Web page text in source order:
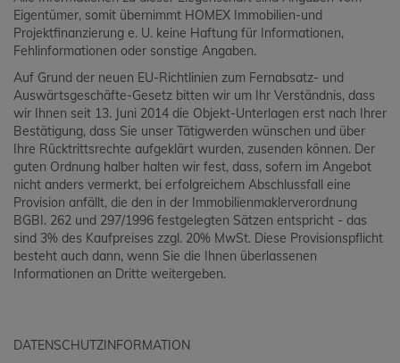
Eigentümer, somit übernimmt HOMEX Immobilien-und
Projektfinanzierung e. U. keine Haftung für Informationen,
Fehlinformationen oder sonstige Angaben.
Auf Grund der neuen EU-Richtlinien zum Fernabsatz- und
Auswärtsgeschäfte-Gesetz bitten wir um Ihr Verständnis, dass
wir Ihnen seit 13. Juni 2014 die Objekt-Unterlagen erst nach Ihrer
Bestätigung, dass Sie unser Tätigwerden wünschen und über
Ihre Rücktrittsrechte aufgeklärt wurden, zusenden können. Der
guten Ordnung halber halten wir fest, dass, sofern im Angebot
nicht anders vermerkt, bei erfolgreichem Abschlussfall eine
Provision anfällt, die den in der Immobilienmaklerverordnung
BGBI. 262 und 297/1996 festgelegten Sätzen entspricht - das
sind 3% des Kaufpreises zzgl. 20% MwSt. Diese Provisionspflicht
besteht auch dann, wenn Sie die Ihnen überlassenen
Informationen an Dritte weitergeben.
DATENSCHUTZINFORMATION